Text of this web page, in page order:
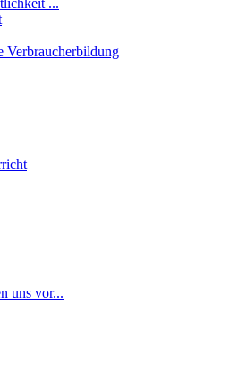
...
Verbraucherbildung
uns vor...